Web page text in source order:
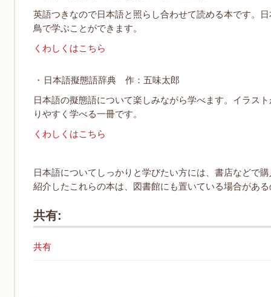
英語つきなので日本語と照らし合わせて読める本です。
鳥で学ぶことができます。
くわしくはこちら
日本語擬態語辞典 作：五味太郎
日本語の擬態語について楽しみながら学べます。イラス
りやすく学べる一冊です。
くわしくはこちら
日本語についてしっかりと学びたい方には、書店などで
紹介したこれらの本は、図書館にも置いている場合があ
共有:
共有